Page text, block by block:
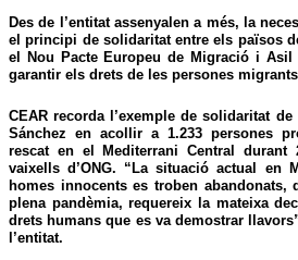
Des de l’entitat assenyalen a més, la
el principi de solidaritat entre els països
el Nou Pacte Europeu de Migració i Asil
garantir els drets de les persones
CEAR recorda l’exemple de solidaritat
Sánchez en acollir a 1.233 persones
rescat en el Mediterrani Central durant
vaixells d’ONG. “La situació actual en
homes innocents es troben
plena pandèmia, requereix la mateixa
drets humans que es va demostrar llavors
l’entitat.